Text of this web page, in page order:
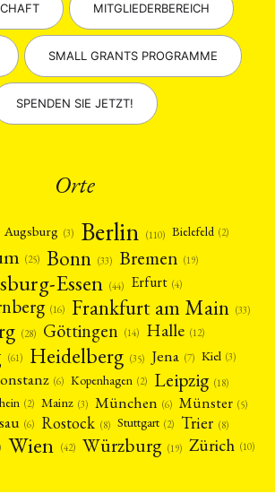
MITGLIEDERBEREICH
SMALL GRANTS PROGRAMME
SPENDEN SIE JETZT!
Orte
Augsburg (3) Berlin (110) Bielefeld (2)
(25) Bonn (33) Bremen (19)
Essen (44) Erfurt (4)
(16) Frankfurt am Main (33)
(28) Göttingen (14) Halle (12)
(61) Heidelberg (35) Jena (7) Kiel (3)
(6) Kopenhagen (2) Leipzig (18)
(2) Mainz (3) München (6) Münster (5)
(6) Rostock (8) Stuttgart (2) Trier (8)
Wien (42) Würzburg (19) Zürich (10)